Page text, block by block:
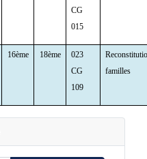
CG
015
16ème 18ème
023
CG
109
familles